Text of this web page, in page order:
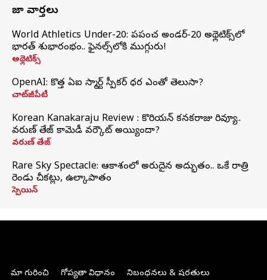
తాజా వార్తలు
World Athletics Under-20: ప్రపంచ అండర్-20 అథ్లెటిక్స్‌లో
భారత్‌ శుభారంభం.. ఫైనల్స్‌లోకి ముగ్గురు!
అథ్లెటిక్స్
OpenAI: కొత్త ఏఐ స్మార్ట్ స్పీకర్ ధర ఎంతో తెలుసా?
చాట్‌జీపీటీ
Korean Kanakaraju Review : కొరియన్ కనకరాజు రివ్యూ..
వరుణ్ తేజ్ కామెడీ వర్కౌట్ అయ్యిందా?
వరుణ్ తేజ్
Rare Sky Spectacle: ఆకాశంలో అరుదైన అద్భుతం.. ఒకే రాత్రి
రెండు చీకట్లు, ఉల్కాపాతం
స్పెయిన్
మా గురించి గోప్యతా విధానం నిబంధనలు & షరతులు